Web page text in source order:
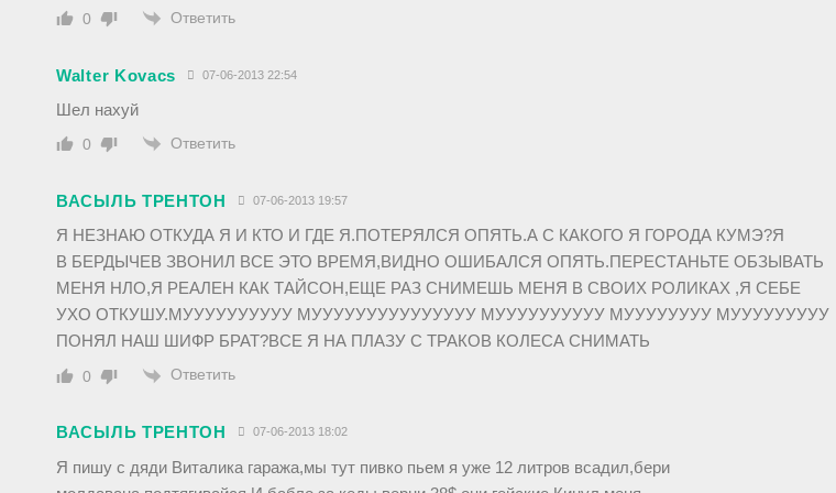
0 Ответить
Walter Kovacs 07-06-2013 22:54
Шел нахуй
0 Ответить
ВАСЫЛЬ ТРЕНТОН 07-06-2013 19:57
Я НЕЗНАЮ ОТКУДА Я И КТО И ГДЕ Я.ПОТЕРЯЛСЯ ОПЯТЬ.А С КАКОГО Я ГОРОДА КУМЭ?Я
В БЕРДЫЧЕВ ЗВОНИЛ ВСЕ ЭТО ВРЕМЯ,ВИДНО ОШИБАЛСЯ ОПЯТЬ.ПЕРЕСТАНЬТЕ ОБЗЫВАТЬ
МЕНЯ НЛО,Я РЕАЛЕН КАК ТАЙСОН,ЕЩЕ РАЗ СНИМЕШЬ МЕНЯ В СВОИХ РОЛИКАХ ,Я СЕБЕ
УХО ОТКУШУ.МУУУУУУУУУУ МУУУУУУУУУУУУУУУ МУУУУУУУУУУ МУУУУУУУУ МУУУУУУУУУ
ПОНЯЛ НАШ ШИФР БРАТ?ВСЕ Я НА ПЛАЗУ С ТРАКОВ КОЛЕСА СНИМАТЬ
0 Ответить
ВАСЫЛЬ ТРЕНТОН 07-06-2013 18:02
Я пишу с дяди Виталика гаража,мы тут пивко пьем я уже 12 литров всадил,бери